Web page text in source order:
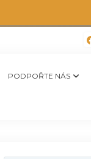
PODPOŘTE NÁS